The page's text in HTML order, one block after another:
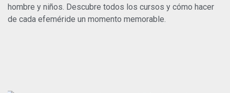
hombre y niños. Descubre todos los cursos y cómo hacer
de cada efeméride un momento memorable.